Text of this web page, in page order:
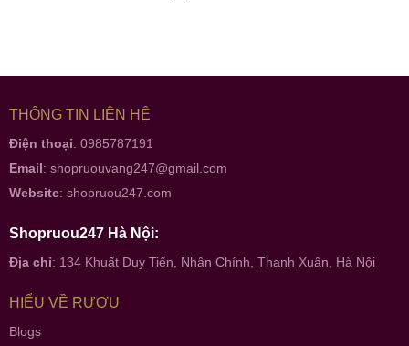
THÔNG TIN LIÊN HỆ
Điện thoại: 0985787191
Email: shopruouvang247@gmail.com
Website: shopruou247.com
Shopruou247 Hà Nội:
Địa chỉ: 134 Khuất Duy Tiến, Nhân Chính, Thanh Xuân, Hà Nội
HIỂU VỀ RƯỢU
Blogs